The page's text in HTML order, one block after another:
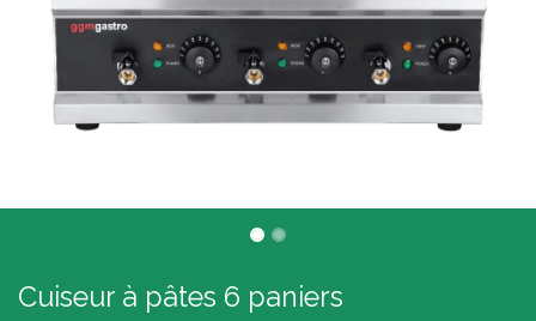
Cuiseur à pâtes 6 paniers